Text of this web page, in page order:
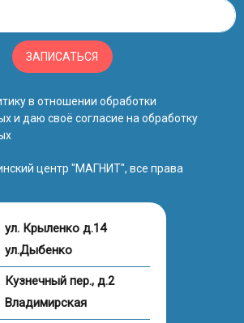
ЗАПИСАТЬСЯ
в отношении обработки
и даю своё согласие на обработку
центр "МАГНИТ", все права
ул. Крыленко д.14
ул.Дыбенко
Кузнечный пер., д.2
Владимирская